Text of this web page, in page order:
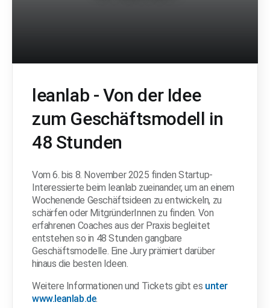
leanlab - Von der Idee
zum Geschäftsmodell in
48 Stunden
Vom 6. bis 8. November 2025 finden Startup-
Interessierte beim leanlab zueinander, um an einem
Wochenende Geschäftsideen zu entwickeln, zu
schärfen oder MitgründerInnen zu finden. Von
erfahrenen Coaches aus der Praxis begleitet
entstehen so in 48 Stunden gangbare
Geschäftsmodelle. Eine Jury prämiert darüber
hinaus die besten Ideen.
Weitere Informationen und Tickets gibt es unter
www.leanlab.de.